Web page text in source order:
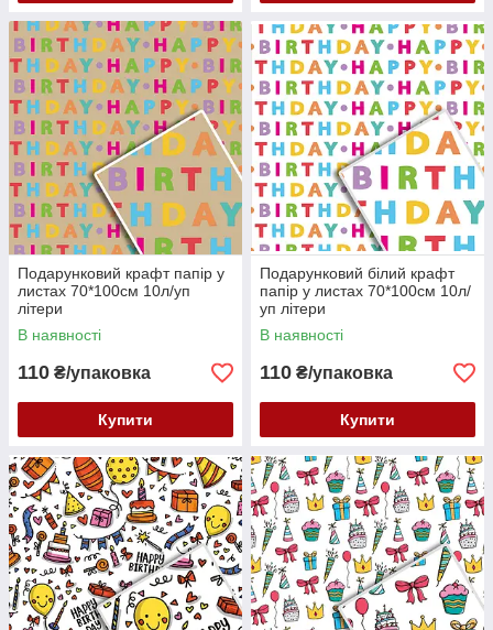
Подарунковий крафт папір у
листах 70*100см 10л/уп
літери
В наявності
110 ₴/упаковка
Купити
Подарунковий білий крафт
папір у листах 70*100см 10л/
уп літери
В наявності
110 ₴/упаковка
Купити